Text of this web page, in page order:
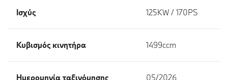
Ισχύς 125KW / 170PS
Κυβισμός κινητήρα 1499ccm
Ημερομηνία ταξινόμησης 05/2026